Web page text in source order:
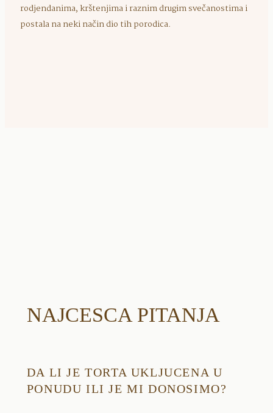
rodjendanima, krštenjima i raznim drugim svečanostima i
postala na neki način dio tih porodica.
NAJCESCA PITANJA
DA LI JE TORTA UKLJUCENA U
PONUDU ILI JE MI DONOSIMO?